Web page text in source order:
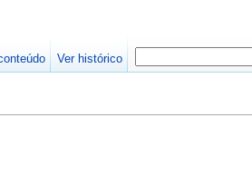
Ver histórico